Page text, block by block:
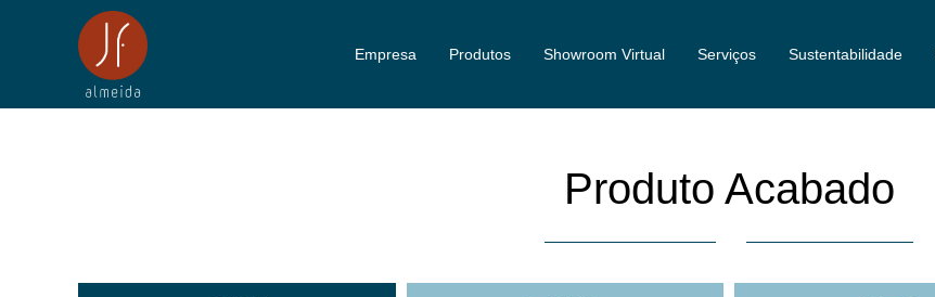
Empresa Produtos Showroom Virtual Serviços Sustentabilidade
Produto Acabado